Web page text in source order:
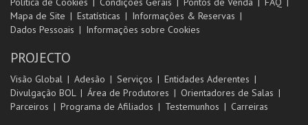
Mapa de Site
Estatísticas
Informações & Reservas
Dados Pessoais
Informações sobre Cookies
PROJECTO
Visão Global Adesão Serviços
Entidades Aderentes
Divulgação BOL
Área de Produtores
Orientadores de Salas
Parceiros
Programa de Afiliados Testemunhos Carreiras